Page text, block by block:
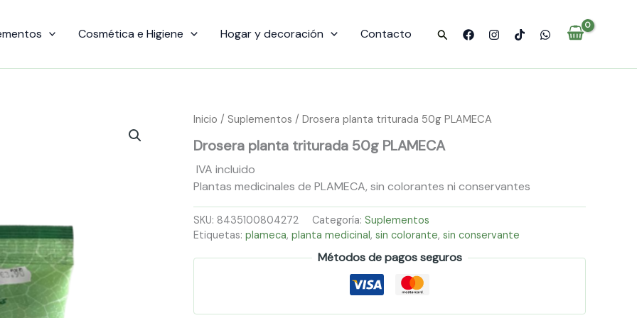
Cosmética e Higiene Hogar y decoración Contacto Buscar
Inicio / Suplementos / Drosera planta triturada 50g PLAMECA
Drosera planta triturada 50g PLAMECA
IVA incluido
Plantas medicinales de PLAMECA, sin colorantes ni conservantes
SKU: 8435100804272 Categoría: Suplementos
Etiquetas: plameca, planta medicinal, sin colorante, sin conservante
Métodos de pagos seguros